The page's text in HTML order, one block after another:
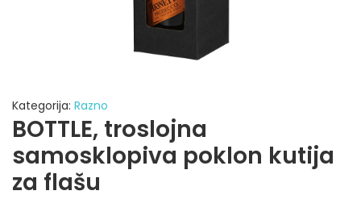
Kategorija: Razno
BOTTLE, troslojna
samosklopiva poklon kutija
za flašu